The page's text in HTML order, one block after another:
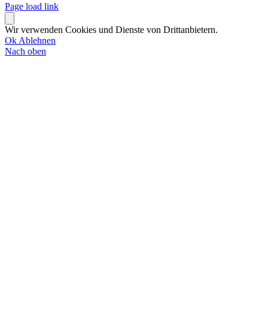
Page load link
Wir verwenden Cookies und Dienste von Drittanbietern.
Ok Ablehnen
Nach oben